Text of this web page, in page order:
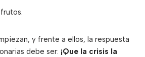
y frente a ellos, la respuesta
debe ser: ¡Que la crisis la